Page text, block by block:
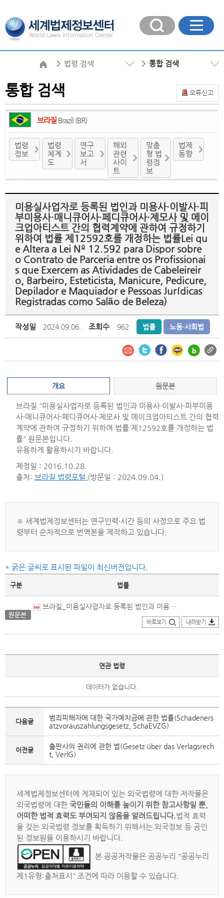
법령 검색 통합 검색
오류신고
통합 검색
브라질 Brazil (BR)
법령
정보
법령
체계
도
연구
보고
서
해외
관련
사이
트
맞춤
형 법
령정
보
법제
동향
미용실사업자로 등록된 법인과 미용사·이발사·피
부미용사·매니큐어사·페디큐어사·제모사 및 메이
크업아티스트 간의 협력계약에 관하여 규정하기
위하여 법률 제12592호를 개정하는 법률Lei qu
e Altera a Lei Nº 12.592 para Dispor sobre
o Contrato de Parceria entre os Profissionai
s que Exercem as Atividades de Cabeleireir
o, Barbeiro, Esteticista, Manicure, Pedicure,
Depilador e Maquiador e Pessoas Jurídicas
Registradas como Salão de Beleza)
작성일 2024.09.06. 조회수 962 법률 노동·사회법
개요 원문본
브라질 "미용실사업자로 등록된 법인과 미용사·이발사·피부미용
사·매니큐어사·페디큐어사·제모사 및 메이크업아티스트 간의 협력
계약에 관하여 규정하기 위하여 법률 제12592호를 개정하는 법
률" 원문본입니다.
유용하게 활용하시기 바랍니다.
제정일 : 2016.10.28.
출처: 브라질 법령포털 (방문일 : 2024.09.04.)
※ 세계법제정보센터는 연구인력·시간 등의 사정으로 주요 법
령부터 순차적으로 번역본을 제작하고 있습니다.
* 굵은 글씨로 표시된 파일이 최신버전입니다.
구분 법률
브라질_미용실사업자로 등록된 법인과 미용사·이발사·피부미용사·매니큐어사·페디큐어사·제모사 및 메이크업아티스트 간의 협력계약에 관하여 규정하기 위하여 법률 제12592호를 개정하는 법률_원문본(2016.10.28.제정).pdf
바로보기 내려받기
연관 법령
데이터가 없습니다.
다음글
범죄피해자에 대한 국가예치금에 관한 법률(Schadeners
atzvorauszahlungsgesetz, SchaEVZG)
이전글
출판사의 권리에 관한 법(Gesetz über das Verlagsrech
t, VerlG)
세계법제정보센터에 게재되어 있는 외국법령에 대한 저작물은
외국법령에 대한 국민들의 이해를 높이기 위한 참고사항일 뿐,
어떠한 법적 효력도 부여되지 않음을 알려드립니다.법적 효력
을 갖는 외국법령 정보를 획득하기 위해서는 외국정보 등 공인
된 정보원을 이용하시기 바랍니다.
본 공공저작물은 공공누리 "공공누리
제1유형:출처표시" 조건에 따라 이용할 수 있습니다.